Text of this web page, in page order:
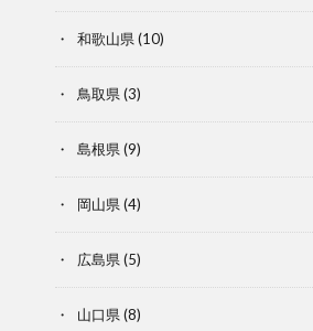
和歌山県(10)
鳥取県(3)
島根県(9)
岡山県(4)
広島県(5)
山口県(8)